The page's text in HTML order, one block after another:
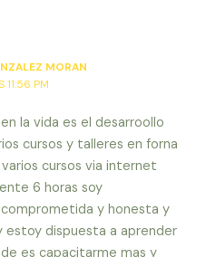
MORAN
11:56 PM
la vida es el desarroollo
cursos y talleres en forna
cursos via internet
6 horas soy
y honesta y
dispuesta a aprender
es capacitarme mas y